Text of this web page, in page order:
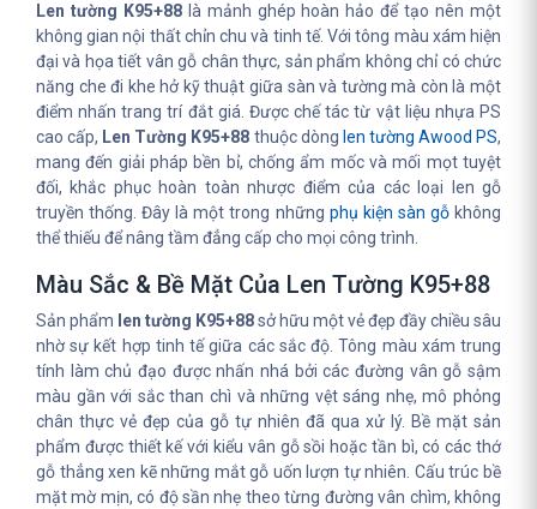
Len tường K95+88là mảnh ghép hoàn hảo để tạo nên một
không gian nội thất chỉn chu và tinh tế. Với tông màu xám hiện
đại và họa tiết vân gỗ chân thực, sản phẩm không chỉ có chức
năng che đi khe hở kỹ thuật giữa sàn và tường mà còn là một
điểm nhấn trang trí đắt giá. Được chế tác từ vật liệu nhựa PS
cao cấp, Len Tường K95+88 thuộc dòng len tường Awood PS,
mang đến giải pháp bền bỉ, chống ẩm mốc và mối mọt tuyệt
đối, khắc phục hoàn toàn nhược điểm của các loại len gỗ
truyền thống. Đây là một trong những phụ kiện sàn gỗkhông
thể thiếu để nâng tầm đẳng cấp cho mọi công trình.
Màu Sắc & Bề Mặt Của Len Tường K95+88
Sản phẩm len tường K95+88sở hữu một vẻ đẹp đầy chiều sâu
nhờ sự kết hợp tinh tế giữa các sắc độ. Tông màu xám trung
tính làm chủ đạo được nhấn nhá bởi các đường vân gỗ sậm
màu gần với sắc than chì và những vệt sáng nhẹ, mô phỏng
chân thực vẻ đẹp của gỗ tự nhiên đã qua xử lý. Bề mặt sản
phẩm được thiết kế với kiểu vân gỗ sồi hoặc tần bì, có các thớ
gỗ thẳng xen kẽ những mắt gỗ uốn lượn tự nhiên. Cấu trúc bề
mặt mờ mịn, có độ sần nhẹ theo từng đường vân chìm, không